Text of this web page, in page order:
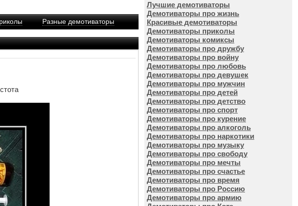
Разные демотиваторы
Лучшие демотиваторы
Демотиваторы про жизнь
Красивые демотиваторы
Демотиваторы приколы
Демотиваторы комиксы
Демотиваторы про дружбу
Демотиваторы про войну
Демотиваторы про любовь
Демотиваторы про девушек
Демотиваторы про мужчин
Демотиваторы про детей
Демотиваторы про детство
Демотиваторы про спорт
Демотиваторы про курение
Демотиваторы про алкоголь
Демотиваторы про наркотики
Демотиваторы про музыку
Демотиваторы про свободу
Демотиваторы про мечты
Демотиваторы про счастье
Демотиваторы про время
Демотиваторы про Россию
Демотиваторы про армию